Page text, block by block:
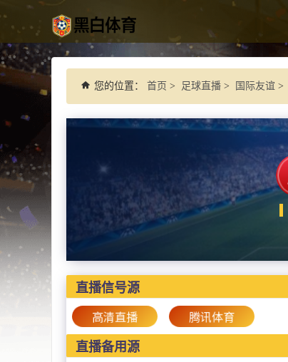
您的位置： 首页 > 足球直播 > 国际友谊 >
直播信号源
高清直播 腾讯体育
直播备用源